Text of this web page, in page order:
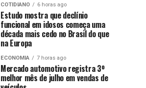
COTIDIANO 6 horas ago
Estudo mostra que declínio
funcional em idosos começa uma
década mais cedo no Brasil do que
na Europa
ECONOMIA 7 horas ago
Mercado automotivo registra 3º
melhor mês de julho em vendas de